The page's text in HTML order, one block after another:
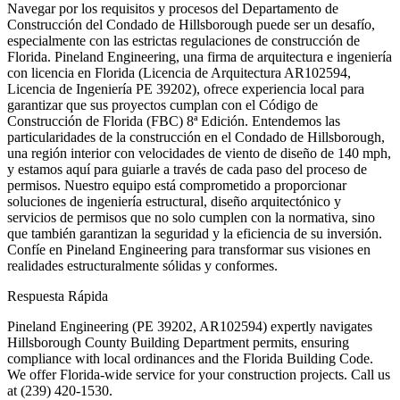
Navegar por los requisitos y procesos del Departamento de
Construcción del Condado de Hillsborough puede ser un desafío,
especialmente con las estrictas regulaciones de construcción de
Florida. Pineland Engineering, una firma de arquitectura e ingeniería
con licencia en Florida (Licencia de Arquitectura AR102594,
Licencia de Ingeniería PE 39202), ofrece experiencia local para
garantizar que sus proyectos cumplan con el Código de
Construcción de Florida (FBC) 8ª Edición. Entendemos las
particularidades de la construcción en el Condado de Hillsborough,
una región interior con velocidades de viento de diseño de 140 mph,
y estamos aquí para guiarle a través de cada paso del proceso de
permisos. Nuestro equipo está comprometido a proporcionar
soluciones de ingeniería estructural, diseño arquitectónico y
servicios de permisos que no solo cumplen con la normativa, sino
que también garantizan la seguridad y la eficiencia de su inversión.
Confíe en Pineland Engineering para transformar sus visiones en
realidades estructuralmente sólidas y conformes.
Respuesta Rápida
Pineland Engineering (PE 39202, AR102594) expertly navigates
Hillsborough County Building Department permits, ensuring
compliance with local ordinances and the Florida Building Code.
We offer Florida-wide service for your construction projects. Call us
at (239) 420-1530.